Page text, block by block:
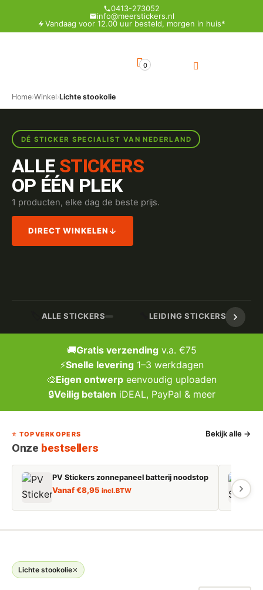
0413-273052
info@meerstickers.nl
Vandaag voor 12.00 uur besteld, morgen in huis*
0
Home›Winkel›Lichte stookolie
DÉ STICKER SPECIALIST VAN NEDERLAND
ALLE STICKERS
OP ÉÉN PLEK
1 producten, elke dag de beste prijs.
DIRECT WINKELEN
ALLE STICKERS LEIDING STICKERS /
🚚Gratis verzendingv.a. €75
⚡Snelle levering1–3 werkdagen
🎨Eigen ontwerp eenvoudig uploaden
🔒Veilig betalen iDEAL, PayPal & meer
⭐ TOPVERKOPERS
Onze bestsellers
Bekijk alle →
PV Stickers zonnepaneel batterij noodstop
Vanaf€8,95 incl. BTW
Lichte stookolie